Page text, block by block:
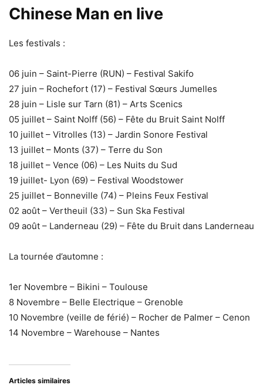
Chinese Man en live
Les festivals :
06 juin – Saint-Pierre (RUN) – Festival Sakifo
27 juin – Rochefort (17) – Festival Sœurs Jumelles
28 juin – Lisle sur Tarn (81) – Arts Scenics
05 juillet – Saint Nolff (56) – Fête du Bruit Saint Nolff
10 juillet – Vitrolles (13) – Jardin Sonore Festival
13 juillet – Monts (37) – Terre du Son
18 juillet – Vence (06) – Les Nuits du Sud
19 juillet- Lyon (69) – Festival Woodstower
25 juillet – Bonneville (74) – Pleins Feux Festival
02 août – Vertheuil (33) – Sun Ska Festival
09 août – Landerneau (29) – Fête du Bruit dans Landerneau
La tournée d’automne :
1er Novembre – Bikini – Toulouse
8 Novembre – Belle Electrique – Grenoble
10 Novembre (veille de férié) – Rocher de Palmer – Cenon
14 Novembre – Warehouse – Nantes
Articles similaires